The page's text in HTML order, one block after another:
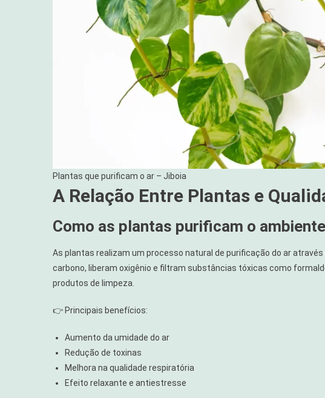
Plantas que purificam o ar – Jiboia
A Relação Entre Plantas e
Como as plantas purificam o
As plantas realizam um processo natural de purificação do ar
carbono, liberam oxigênio e filtram substâncias tóxicas como
produtos de limpeza.
👉 Principais benefícios:
Aumento da umidade do ar
Redução de toxinas
Melhora na qualidade respiratória
Efeito relaxante e antiestresse